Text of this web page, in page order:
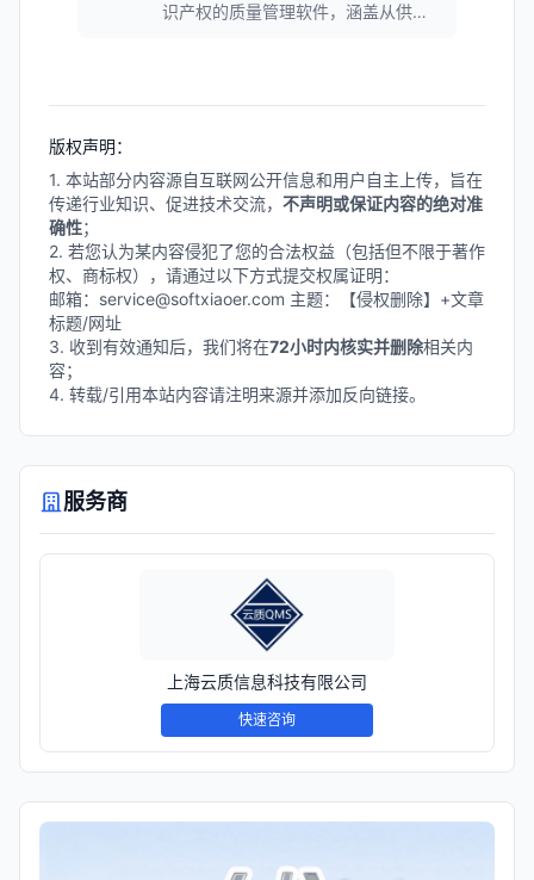
识产权的质量管理软件，涵盖从供应
用也可联动，支持与ERP、MES、
作。
版权声明：
1. 本站部分内容源自互联网公开信息和用户自主上传，旨在
传递行业知识、促进技术交流， 不声明或保证内容的绝对准
确性；
2. 若您认为某内容侵犯了您的合法权益（包括但不限于著作
权、商标权），请通过以下方式提交权属证明：
邮箱：service@softxiaoer.com 主题：【侵权删除】+文章
标题/网址
3. 收到有效通知后，我们将在72小时内核实并删除相关内
容；
4. 转载/引用本站内容请注明来源并添加反向链接。
服务商
上海云质信息科技有限公司
快速咨询